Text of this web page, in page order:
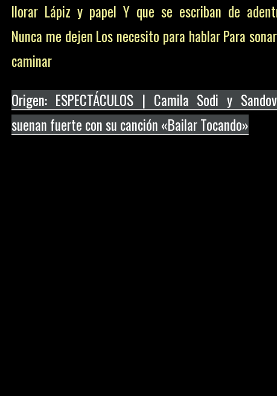
llorar Lápiz y papel Y que se escriban de
Nunca me dejen Los necesito para hablar Para
caminar
Origen: ESPECTÁCULOS | Camila Sodi y
suenan fuerte con su canción «Bailar Tocando»